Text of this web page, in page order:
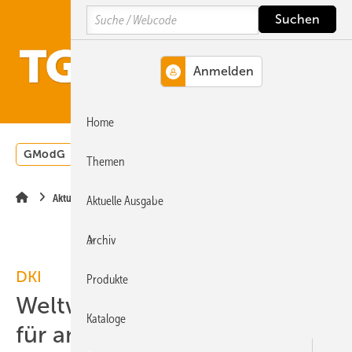
Hauptinhalt
Hauptmenü
SiteSearch
GModG Wärmepumpe
Aktuelle Meldung
DKI
Weltweites Qualitätszeichen
für antimikrobielles Kupfer
Search
Home
Themen
Aktuelle Ausgabe
Archiv
Produkte
Kataloge